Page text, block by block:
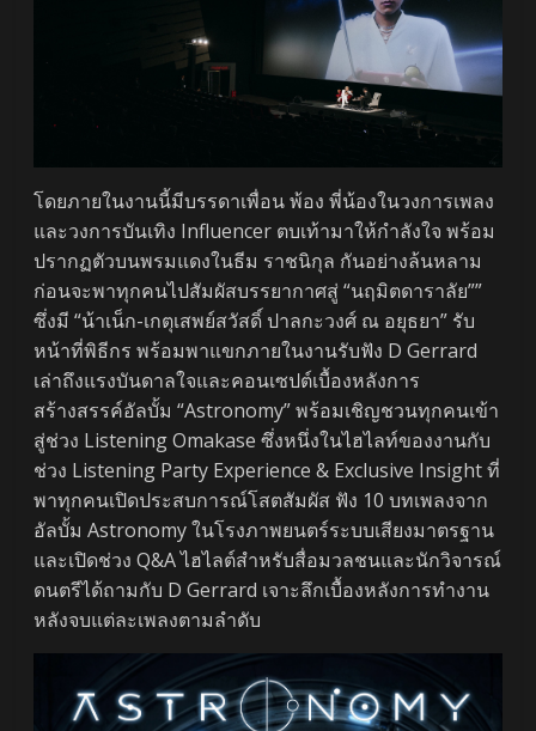
โดยภายในงานนี้มีบรรดาเพื่อน พ้อง พี่น้องในวงการเพลง
และวงการบันเทิง Influencer ตบเท้ามาให้กำลังใจ พร้อม
ปรากฏตัวบนพรมแดงในธีม ราชนิกุล กันอย่างล้นหลาม
ก่อนจะพาทุกคนไปสัมผัสบรรยากาศสู่ “นฤมิตดาราลัย””
ซึ่งมี “น้าเน็ก-เกตุเสพย์สวัสดิ์ ปาลกะวงศ์ ณ อยุธยา” รับ
หน้าที่พิธีกร พร้อมพาแขกภายในงานรับฟัง D Gerrard
เล่าถึงแรงบันดาลใจและคอนเซปต์เบื้องหลังการ
สร้างสรรค์อัลบั้ม “Astronomy” พร้อมเชิญชวนทุกคนเข้า
สู่ช่วง Listening Omakase ซึ่งหนึ่งในไฮไลท์ของงานกับ
ช่วง Listening Party Experience & Exclusive Insight ที่
พาทุกคนเปิดประสบการณ์โสตสัมผัส ฟัง 10 บทเพลงจาก
อัลบั้ม Astronomy ในโรงภาพยนตร์ระบบเสียงมาตรฐาน
และเปิดช่วง Q&A ไฮไลต์สำหรับสื่อมวลชนและนักวิจารณ์
ดนตรีได้ถามกับ D Gerrard เจาะลึกเบื้องหลังการทำงาน
หลังจบแต่ละเพลงตามลำดับ